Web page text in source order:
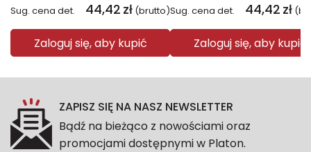
Sug. cena det. 44,42 zł (brutto)
Zaloguj się, aby kupić
Sug. cena det. 44,42 zł
Zaloguj się, aby kupić
ZAPISZ SIĘ NA NASZ NEWSLETTER
Bądź na bieżąco z nowościami oraz
promocjami dostępnymi w Platon.